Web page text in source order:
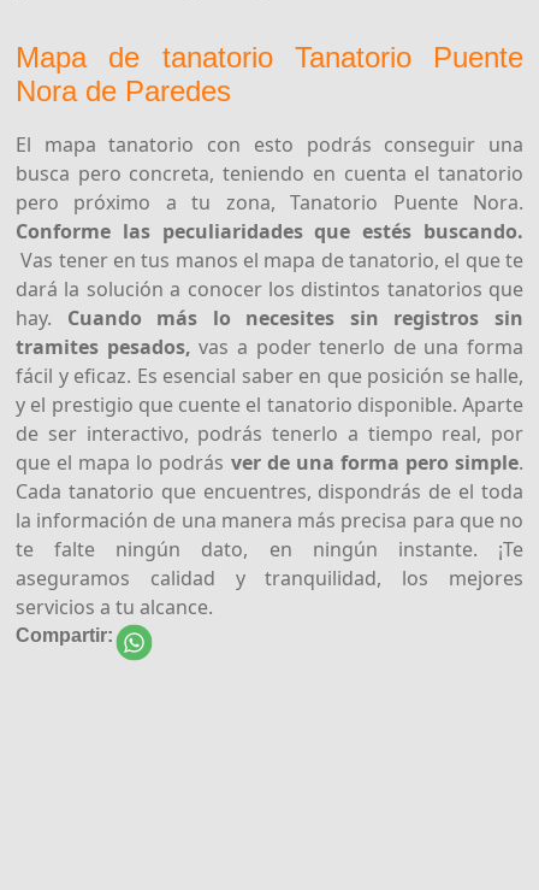
Mapa de tanatorio Tanatorio Puente
Nora de Paredes
El mapa tanatorio con esto podrás conseguir una
busca pero concreta, teniendo en cuenta el tanatorio
pero próximo a tu zona, Tanatorio Puente Nora.
Conforme las peculiaridades que estés buscando.
Vas tener en tus manos el mapa de tanatorio, el que te
dará la solución a conocer los distintos tanatorios que
hay. Cuando más lo necesites sin registros sin
tramites pesados, vas a poder tenerlo de una forma
fácil y eficaz. Es esencial saber en que posición se halle,
y el prestigio que cuente el tanatorio disponible. Aparte
de ser interactivo, podrás tenerlo a tiempo real, por
que el mapa lo podrás ver de una forma pero simple.
Cada tanatorio que encuentres, dispondrás de el toda
la información de una manera más precisa para que no
te falte ningún dato, en ningún instante. ¡Te
aseguramos calidad y tranquilidad, los mejores
servicios a tu alcance.
Compartir: